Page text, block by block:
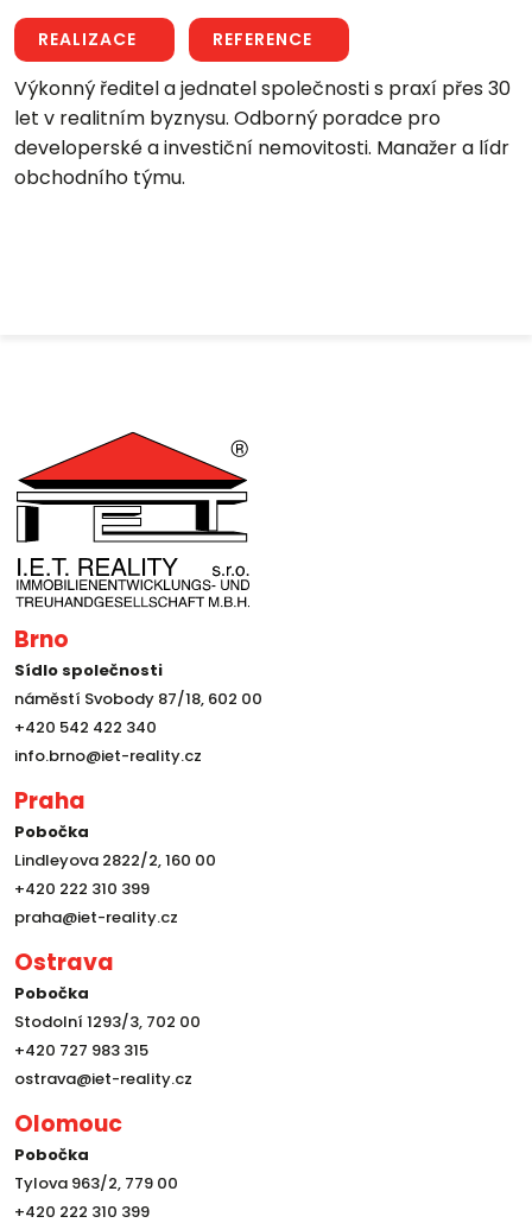
REALIZACE REFERENCE
Výkonný ředitel a jednatel společnosti s praxí přes 30
let v realitním byznysu. Odborný poradce pro
developerské a investiční nemovitosti. Manažer a lídr
obchodního týmu.
Brno
Sídlo společnosti
náměstí Svobody 87/18, 602 00
+420 542 422 340
info.brno@iet-reality.cz
Praha
Pobočka
Lindleyova 2822/2, 160 00
+420 222 310 399
praha@iet-reality.cz
Ostrava
Pobočka
Stodolní 1293/3, 702 00
+420 727 983 315
ostrava@iet-reality.cz
Olomouc
Pobočka
Tylova 963/2, 779 00
+420 222 310 399